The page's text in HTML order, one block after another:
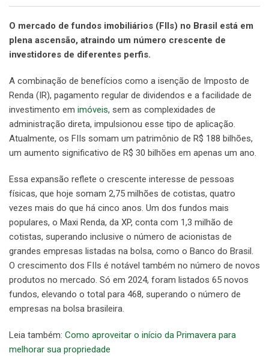
O mercado de fundos imobiliários (FIIs) no Brasil está em
plena ascensão, atraindo um número crescente de
investidores de diferentes perfis.
A combinação de benefícios como a isenção de Imposto de
Renda (IR), pagamento regular de dividendos e a facilidade de
investimento em imóveis, sem as complexidades de
administração direta, impulsionou esse tipo de aplicação.
Atualmente, os FIIs somam um patrimônio de R$ 188 bilhões,
um aumento significativo de R$ 30 bilhões em apenas um ano.
Essa expansão reflete o crescente interesse de pessoas
físicas, que hoje somam 2,75 milhões de cotistas, quatro
vezes mais do que há cinco anos. Um dos fundos mais
populares, o Maxi Renda, da XP, conta com 1,3 milhão de
cotistas, superando inclusive o número de acionistas de
grandes empresas listadas na bolsa, como o Banco do Brasil.
O crescimento dos FIIs é notável também no número de novos
produtos no mercado. Só em 2024, foram listados 65 novos
fundos, elevando o total para 468, superando o número de
empresas na bolsa brasileira.
Leia também: Como aproveitar o início da Primavera para
melhorar sua propriedade